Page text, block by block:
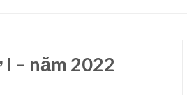
– năm 2022